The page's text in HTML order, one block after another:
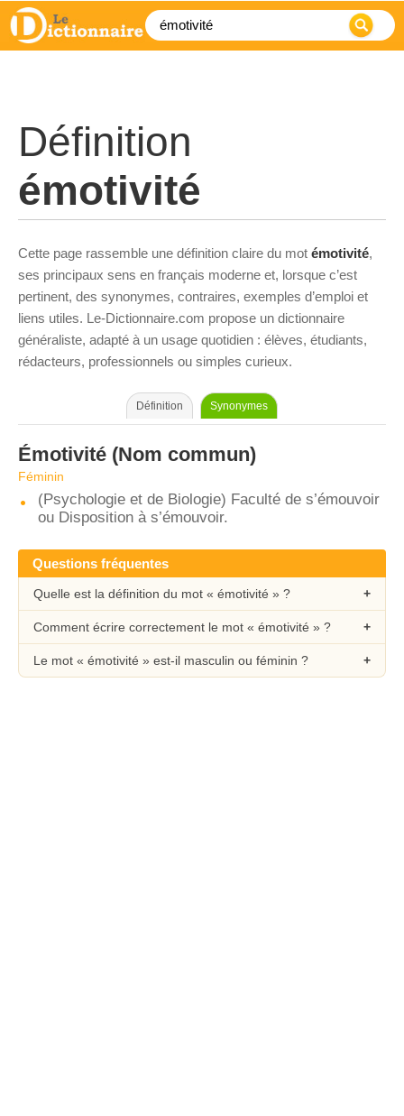
Définition
émotivité
Cette page rassemble une définition claire du mot émotivité,
ses principaux sens en français moderne et, lorsque c’est
pertinent, des synonymes, contraires, exemples d’emploi et
liens utiles. Le-Dictionnaire.com propose un dictionnaire
généraliste, adapté à un usage quotidien : élèves, étudiants,
rédacteurs, professionnels ou simples curieux.
Définition Synonymes
Émotivité (Nom commun)
Féminin
(Psychologie et de Biologie) Faculté de s’émouvoir
ou Disposition à s’émouvoir.
Questions fréquentes
Quelle est la définition du mot « émotivité » ?
Comment écrire correctement le mot « émotivité » ?
Le mot « émotivité » est-il masculin ou féminin ?